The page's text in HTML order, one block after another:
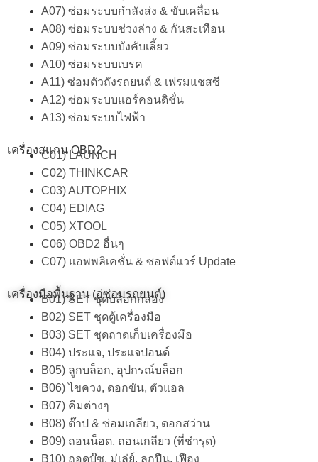
A07) ซ่อมระบบกำลังส่ง & ขับเคลื่อน
A08) ซ่อมระบบช่วงล่าง & กันสะเทือน
A09) ซ่อมระบบบังคับเลี้ยว
A10) ซ่อมระบบเบรค
A11) ซ่อมตัวถังรถยนต์ & เฟรมแชสซี
A12) ซ่อมระบบแอร์คอนดิชั่น
A13) ซ่อมระบบไฟฟ้า
เครื่องสแกน OBD2
C01) LAUNCH
C02) THINKCAR
C03) AUTOPHIX
C04) EDIAG
C05) XTOOL
C06) OBD2 อื่นๆ
C07) แอพพลิเคชั่น & ซอฟต์แวร์ Update
เครื่องมือพื้นฐาน (อู่ซ่อมรถยนต์)
B01) SET ชุดบล็อกกล่อง
B02) SET ชุดตู้เครื่องมือ
B03) SET ชุดถาดเก็บเครื่องมือ
B04) ประแจ, ประแจปอนด์
B05) ลูกบล็อก, อุปกรณ์บล็อก
B06) ไขควง, ดอกขัน, ตัวแอล
B07) คีมต่างๆ
B08) ต๊าป & ซ่อมเกลียว, ดอกสว่าน
B09) ถอนน็อต, ถอนเกลียว (ที่ชำรุด)
B10) ถอดบู๊ซ, มู่เล่ย์, ลูกปืน, เฟือง